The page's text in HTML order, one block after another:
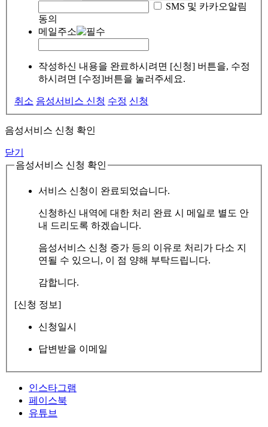
SMS 및 카카오알림
동의
메일주소
작성하신 내용을 완료하시려면 [신청] 버튼을, 수정
하시려면 [수정]버튼을 눌러주세요.
취소 음성서비스 신청 수정 신청
음성서비스 신청 확인
닫기
음성서비스 신청 확인
서비스 신청이 완료되었습니다.
신청하신 내역에 대한 처리 완료 시 메일로 별도 안
내 드리도록 하겠습니다.
음성서비스 신청 증가 등의 이유로 처리가 다소 지
연될 수 있으니, 이 점 양해 부탁드립니다.
감합니다.
[신청 정보]
신청일시
답변받을 이메일
인스타그램
페이스북
유튜브